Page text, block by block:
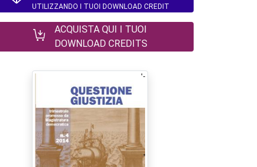
UTILIZZANDO I TUOI DOWNLOAD CREDIT
ACQUISTA QUI I TUOI
DOWNLOAD CREDITS